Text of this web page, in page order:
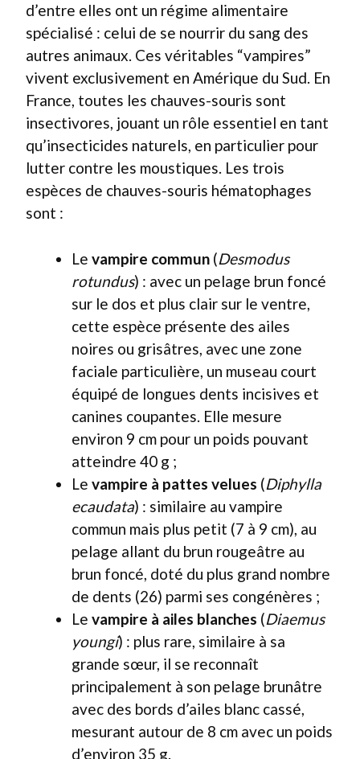
d’entre elles ont un régime alimentaire
spécialisé : celui de se nourrir du sang des
autres animaux. Ces véritables “vampires”
vivent exclusivement en Amérique du Sud. En
France, toutes les chauves-souris sont
insectivores, jouant un rôle essentiel en tant
qu’insecticides naturels, en particulier pour
lutter contre les moustiques. Les trois
espèces de chauves-souris hématophages
sont :
Le vampire commun (Desmodus
rotundus) : avec un pelage brun foncé
sur le dos et plus clair sur le ventre,
cette espèce présente des ailes
noires ou grisâtres, avec une zone
faciale particulière, un museau court
équipé de longues dents incisives et
canines coupantes. Elle mesure
environ 9 cm pour un poids pouvant
atteindre 40 g ;
Le vampire à pattes velues (Diphylla
ecaudata) : similaire au vampire
commun mais plus petit (7 à 9 cm), au
pelage allant du brun rougeâtre au
brun foncé, doté du plus grand nombre
de dents (26) parmi ses congénères ;
Le vampire à ailes blanches (Diaemus
youngi) : plus rare, similaire à sa
grande sœur, il se reconnaît
principalement à son pelage brunâtre
avec des bords d’ailes blanc cassé,
mesurant autour de 8 cm avec un poids
d’environ 35 g.